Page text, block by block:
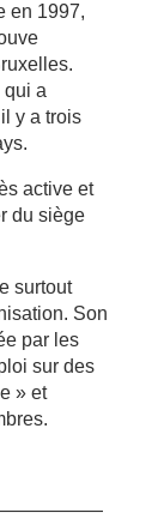
en 1997,
qui a
y a trois
active et
du siège
surtout
Son
par les
sur des
» et